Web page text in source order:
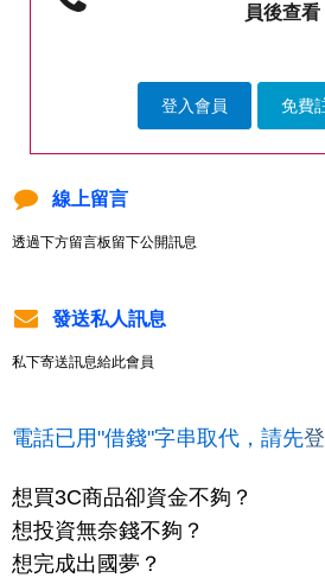
員後查看
登入會員 免費
線上留言
透過下方留言板留下公開訊息
發送私人訊息
私下寄送訊息給此會員
電話已用"借錢"字串取代，請先
想買3C商品卻資金不夠？
想投資無奈錢不夠？
想完成出國夢？